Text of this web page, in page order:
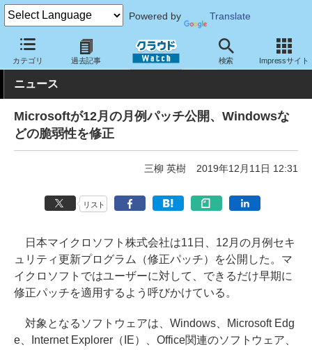
Powered by Translate
カテゴリ 過去記事 検索 Impressサイト
クラウド Watch セキュリティ 脆弱性情報
ニュース
Microsoftが12月の月例パッチ公開、Windowsな
どの脆弱性を修正
三柳 英樹 2019年12月11日 12:31
リスト
日本マイクロソフト株式会社は11日、12月の月例セキ
ュリティ更新プログラム（修正パッチ）を公開した。マ
イクロソフトではユーザーに対して、できるだけ早期に
修正パッチを適用するよう呼びかけている。
対象となるソフトウェアは、Windows、Microsoft Edg
e、Internet Explorer（IE）、Office関連のソフトウェア、